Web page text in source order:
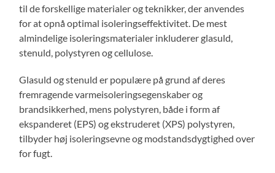
til de forskellige materialer og teknikker, der anvendes
for at opnå optimal isoleringseffektivitet. De mest
almindelige isoleringsmaterialer inkluderer glasuld,
stenuld, polystyren og cellulose.
Glasuld og stenuld er populære på grund af deres
fremragende varmeisoleringsegenskaber og
brandsikkerhed, mens polystyren, både i form af
ekspanderet (EPS) og ekstruderet (XPS) polystyren,
tilbyder høj isoleringsevne og modstandsdygtighed over
for fugt.